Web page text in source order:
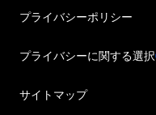
プライバシーポリシー
プライバシーに関する選択
サイトマップ